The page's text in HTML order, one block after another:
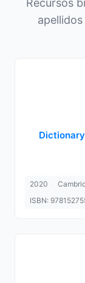
Recursos
2020
ISBN: